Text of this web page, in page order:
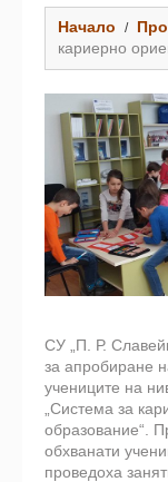
Начало
кариерно
СУ „П. Р.
за апробиране
учениците на
„Система за
образование“.
обхванати
проведоха